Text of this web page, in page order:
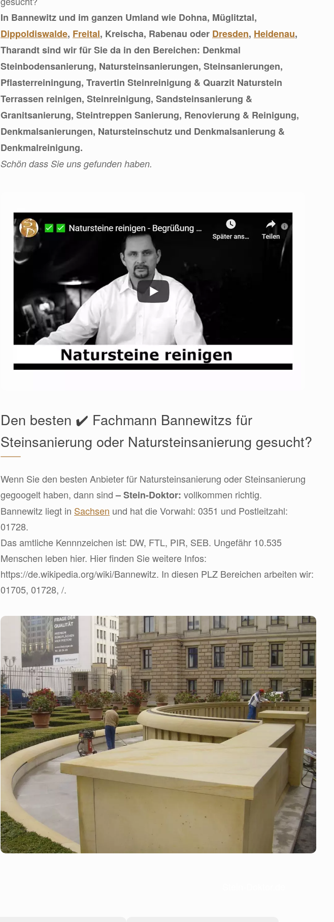
In Bannewitz und im ganzen Umland wie Dohna, Müglitztal,
Dippoldiswalde, Freital, Kreischa, Rabenau oder Dresden, Heidenau,
Tharandt sind wir für Sie da in den Bereichen: Denkmal
Steinbodensanierung, Natursteinsanierungen, Steinsanierungen,
Pflasterreiningung, Travertin Steinreinigung & Quarzit Naturstein
Terrassen reinigen, Steinreinigung, Sandsteinsanierung &
Granitsanierung, Steintreppen Sanierung, Renovierung & Reinigung,
Denkmalsanierungen, Natursteinschutz und Denkmalsanierung &
Denkmalreinigung.
Schön dass Sie uns gefunden haben.
Den besten ✔️ Fachmann Bannewitzs für
Steinsanierung oder Natursteinsanierung gesucht?
Wenn Sie den besten Anbieter für Natursteinsanierung oder Steinsanierung
gegoogelt haben, dann sind– Stein-Doktor: vollkommen richtig.
Bannewitz liegt in Sachsen und hat die Vorwahl: 0351 und Postleitzahl:
01728.
Das amtliche Kennnzeichen ist: DW, FTL, PIR, SEB. Ungefähr 10.535
Menschen leben hier. Hier finden Sie weitere Infos:
https://de.wikipedia.org/wiki/Bannewitz. In diesen PLZ Bereichen arbeiten wir:
01705, 01728, /.